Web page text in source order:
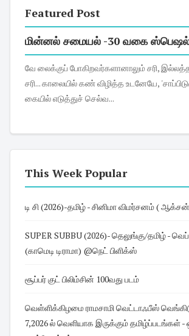
Featured Post
மின்னல் சமையல் -30 வகை ஸ்பெஷல்
வே லைக்குப் போகிறவர்களானாலும் சரி, இல்லத்தரசிகளானாலும்
சரி... காலையில் கண் விழித்த உடனேயே, 'சாப்பிடுவதற்கும்,
கையில் எடுத்துச் செல்வ...
This Week Popular
டி சி (2026)-தமிழ் - சினிமா விமர்சனம் ( ஆக்சன்
SUPER SUBBU (2026)- தெலுங்கு/தமிழ் - வெப் சீரிஸ் விமர்சனம்
(காமெடி டிராமா) @நெட் பிளிக்ஸ்
சூப்பர் குட் பிலிம்சின் 100வது படம்
வெள்ளிக்கிழமை ராமசாமி வெட்டாஃபீஸ்
7,2026 ல் வெளியாக இருக்கும் தமிழ்ப்படங்கள் -